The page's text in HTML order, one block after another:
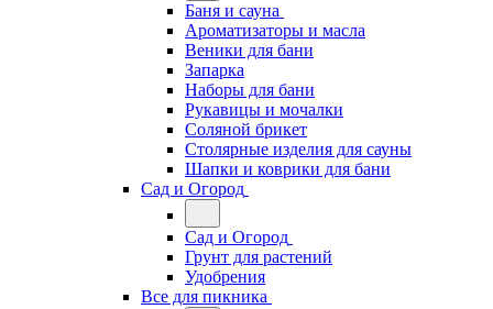
Баня и сауна
Ароматизаторы и масла
Веники для бани
Запарка
Наборы для бани
Рукавицы и мочалки
Соляной брикет
Столярные изделия для сауны
Шапки и коврики для бани
Сад и Огород
Сад и Огород
Грунт для растений
Удобрения
Все для пикника